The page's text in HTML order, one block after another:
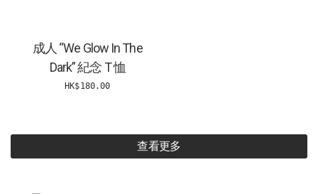
成人 “We Glow In The
Dark” 紀念 T 恤
HK$180.00
查看更多